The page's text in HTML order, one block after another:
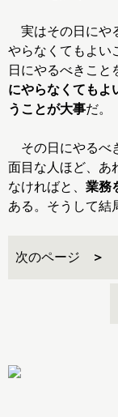
実はその日にや
やらなくてもよい
日にやるべきこと
にやらなくてもよ
うことが大事だ。
その日にやるべ
面目な人ほど、あ
なければと、 業務
ある。そうして結
次のページ